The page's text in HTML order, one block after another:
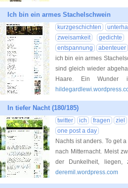
Ich bin ein armes Stachelschwein
kurzgeschichten
zweisamkeit
gedichte
entspannung
abenteuer
ich bin ein armes
sind gleich wieder
Haare. Ein Wunder
In tiefer Nacht (180/185)
twitter ich fragen ziel
one post a day
Nachts ist anders. To get
nach Mitternacht. Meist
der Dunkelheit,
deremil.wordpress.com